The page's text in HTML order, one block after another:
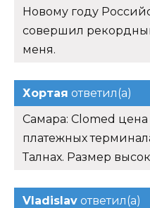
Новому году
совершил
меня.
Хортая ответил(а)
Самара: Clomed
платежных
Талнах. Размер
Vladislav ответил(а)